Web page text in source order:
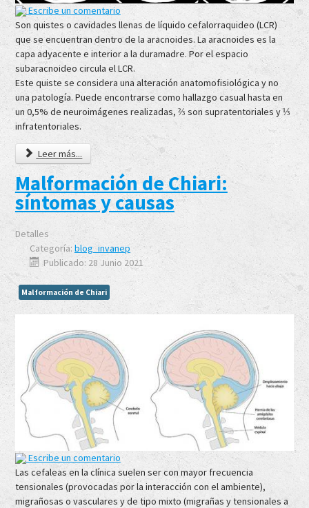
Escribe un comentario
Son quistes o cavidades llenas de líquido cefalorraquideo (LCR)
que se encuentran dentro de la aracnoides. La aracnoides es la
capa adyacente e interior a la duramadre. Por el espacio
subaracnoideo circula el LCR.
Este quiste se considera una alteración anatomofisiológica y no
una patología. Puede encontrarse como hallazgo casual hasta en
un 0,5% de neuroimágenes realizadas, ⅔ son supratentoriales y ⅓
infratentoriales.
Leer más...
Malformación de Chiari:
síntomas y causas
Detalles
Categoría: blog_invanep
Publicado: 28 Junio 2021
Malformación de Chiari
Escribe un comentario
Las cefaleas en la clínica suelen ser con mayor frecuencia
tensionales (provocadas por la interacción con el ambiente),
migrañosas o vasculares y de tipo mixto (migrañas y tensionales a